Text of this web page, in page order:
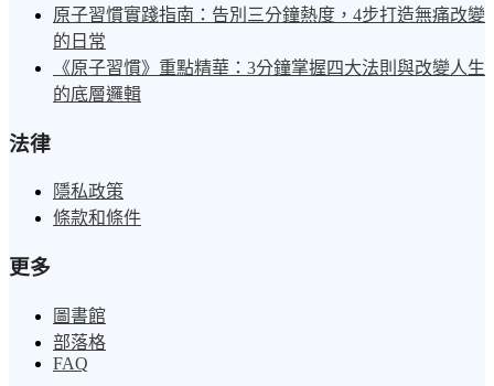
原子習慣實踐指南：告別三分鐘熱度，4步打造無痛改變
的日常
《原子習慣》重點精華：3分鐘掌握四大法則與改變人生
的底層邏輯
法律
隱私政策
條款和條件
更多
圖書館
部落格
FAQ